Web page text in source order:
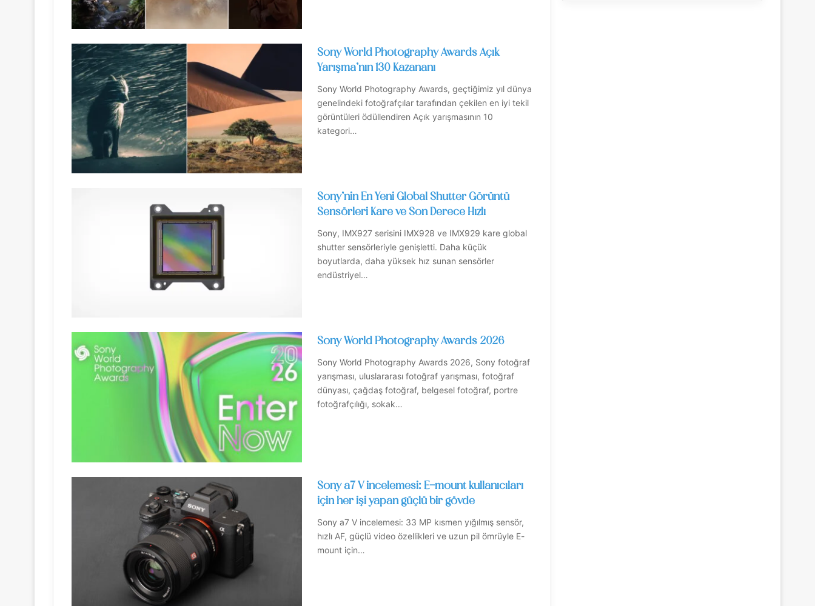
Sony World Photography Awards Açık
Yarışma’nın 130 Kazananı
Sony World Photography Awards, geçtiğimiz yıl dünya
genelindeki fotoğrafçılar tarafından çekilen en iyi tekil
görüntüleri ödüllendiren Açık yarışmasının 10
kategori…
Sony’nin En Yeni Global Shutter Görüntü
Sensörleri Kare ve Son Derece Hızlı
Sony, IMX927 serisini IMX928 ve IMX929 kare global
shutter sensörleriyle genişletti. Daha küçük
boyutlarda, daha yüksek hız sunan sensörler
endüstriyel…
Sony World Photography Awards 2026
Sony World Photography Awards 2026, Sony fotoğraf
yarışması, uluslararası fotoğraf yarışması, fotoğraf
dünyası, çağdaş fotoğraf, belgesel fotoğraf, portre
fotoğrafçılığı, sokak…
Sony a7 V incelemesi: E-mount kullanıcıları
için her işi yapan güçlü bir gövde
Sony a7 V incelemesi: 33 MP kısmen yığılmış sensör,
hızlı AF, güçlü video özellikleri ve uzun pil ömrüyle E-
mount için…